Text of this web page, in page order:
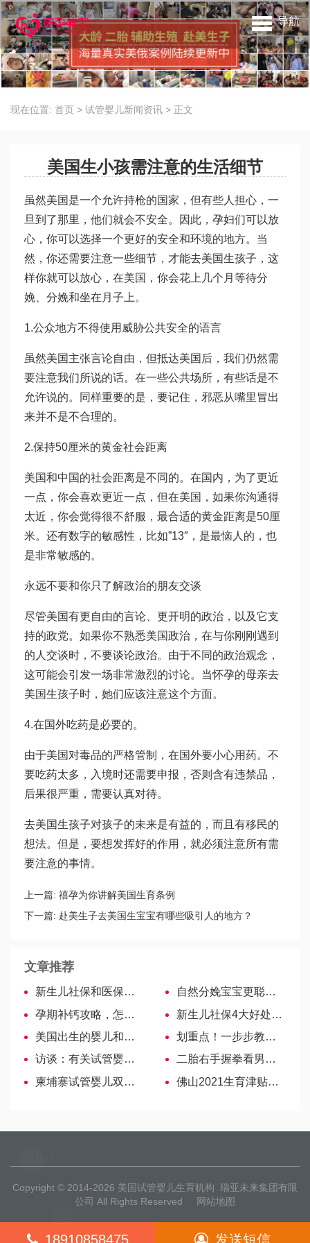
导航
现在位置: 首页 > 试管婴儿新闻资讯 > 正文
美国生小孩需注意的生活细节
虽然美国是一个允许持枪的国家，但有些人担心，一
旦到了那里，他们就会不安全。因此，孕妇们可以放
心，你可以选择一个更好的安全和环境的地方。当
然，你还需要注意一些细节，才能去美国生孩子，这
样你就可以放心，在美国，你会花上几个月等待分
娩、分娩和坐在月子上。
1.公众地方不得使用威胁公共安全的语言
虽然美国主张言论自由，但抵达美国后，我们仍然需
要注意我们所说的话。在一些公共场所，有些话是不
允许说的。同样重要的是，要记住，邪恶从嘴里冒出
来并不是不合理的。
2.保持50厘米的黄金社会距离
美国和中国的社会距离是不同的。在国内，为了更近
一点，你会喜欢更近一点，但在美国，如果你沟通得
太近，你会觉得很不舒服，最合适的黄金距离是50厘
米。还有数字的敏感性，比如”13″，是最恼人的，也
是非常敏感的。
永远不要和你只了解政治的朋友交谈
尽管美国有更自由的言论、更开明的政治，以及它支
持的政党。如果你不熟悉美国政治，在与你刚刚遇到
的人交谈时，不要谈论政治。由于不同的政治观念，
这可能会引发一场非常激烈的讨论。当怀孕的母亲去
美国生孩子时，她们应该注意这个方面。
4.在国外吃药是必要的。
由于美国对毒品的严格管制，在国外要小心用药。不
要吃药太多，入境时还需要申报，否则含有违禁品，
后果很严重，需要认真对待。
去美国生孩子对孩子的未来是有益的，而且有移民的
想法。但是，要想发挥好的作用，就必须注意所有需
要注意的事情。
上一篇: 禧孕为你讲解美国生育条例
下一篇: 赴美生子去美国生宝宝有哪些吸引人的地方？
文章推荐
新生儿社保和医保的区别，别再傻傻分不清！
自然分娩宝宝更聪明、更健康，看完这篇文章不再被忽悠！
孕期补钙攻略，怎么补最科学？
新生儿社保4大好处，赶紧收藏！
美国出生的婴儿和在家出生的孩子有什么区别？
划重点！一步步教你怎么开难产证明
访谈：有关试管婴儿的13个问题，生殖医生相信科…
二胎右手握拳看男女准确率99%？一文说清怎么看、看什么线
柬埔寨试管婴儿双胞胎成功率高，因为可以做到这4点！
佛山2021生育津贴最低到手1万！怎样填写申请表是关键
Copyright © 2014-2026 美国试管婴儿生育机构 瑞亚未来集团有限
公司 All Rights Reserved
网站地图
18910858475 发送短信